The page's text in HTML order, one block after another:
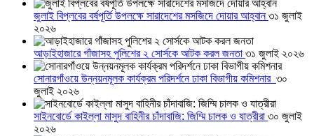
জুলাই বিপ্লবের বর্ষপূর্তি উপলক্ষে সারাদেশের মসজিদে দোয়ার আহ্বান৩১ জুলাই
২০২৬
আড়াইহাজারে গাঁজাসহ পুলিশের ২ সোর্সকে আটক করল জনতা ৩১ জুলাই ২০২৬
সোনারগাঁওয়ে উন্নয়নমূলক কার্যক্রম পরিদর্শনে ঢাকা বিভাগীয় কমিশনার ৩০
জুলাই ২০২৬
সাইনবোর্ডে কাইল্লা মাসুদ বাহিনীর চাঁদাবাজি: জিম্মি চালক ও যাত্রীরা ৩০ জুলাই
২০২৬